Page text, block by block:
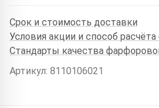
Срок и стоимость доставки
Условия акции и способ расчёта
Стандарты качества
Артикул: 8110106021